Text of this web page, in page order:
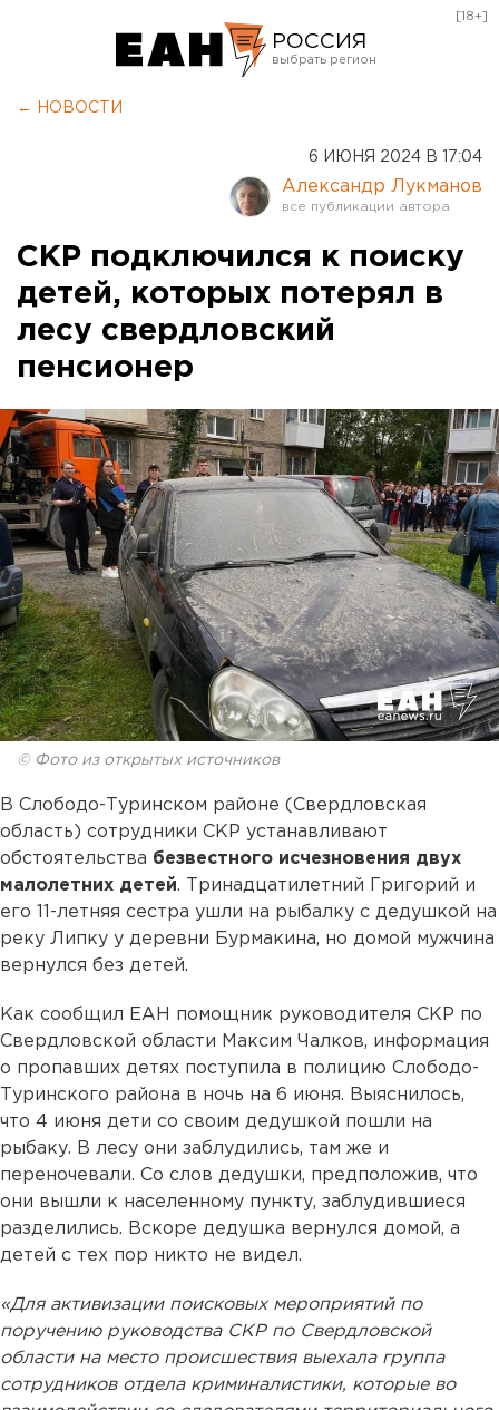
РОССИЯ
Оренбург
[18+]
← НОВОСТИ
6 ИЮНЯ 2024 В 17:04
Александр Лукманов
СКР подключился к поиску
детей, которых потерял в
лесу свердловский
пенсионер
© Фото из открытых источников
В Слободо-Туринском районе (Свердловская
область) сотрудники СКР устанавливают
обстоятельства безвестного исчезновения двух
малолетних детей. Тринадцатилетний Григорий и
его 11-летняя сестра ушли на рыбалку с дедушкой на
реку Липку у деревни Бурмакина, но домой мужчина
вернулся без детей.
Как сообщил ЕАН помощник руководителя СКР по
Свердловской области Максим Чалков, информация
о пропавших детях поступила в полицию Слободо-
Туринского района в ночь на 6 июня. Выяснилось,
что 4 июня дети со своим дедушкой пошли на
рыбаку. В лесу они заблудились, там же и
переночевали. Со слов дедушки, предположив, что
они вышли к населенному пункту, заблудившиеся
разделились. Вскоре дедушка вернулся домой, а
детей с тех пор никто не видел.
«Для активизации поисковых мероприятий по
поручению руководства СКР по Свердловской
области на место происшествия выехала группа
сотрудников отдела криминалистики, которые во